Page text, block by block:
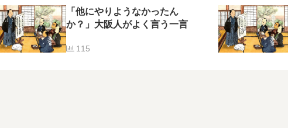
「他にやりようなかったん
か？」大阪人がよく言う一言
115